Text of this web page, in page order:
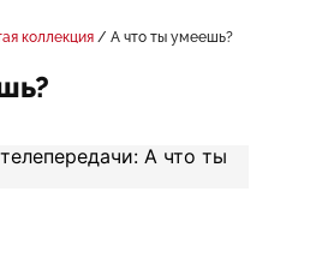
коллекция А что ты умеешь?